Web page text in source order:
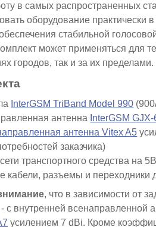
в самых распространенных
оборудование
стабильной
может применяться для
городов, так и за их пределами.
InterGSM TriBand Model 990
антенна InterGSM
антенна Vitex A5
заказчика)
транспортного средства на
кабели, разъемы и переходники
, что в зависимости от
- с внутренней всенаправленной
усилением 7 dBi. Кроме